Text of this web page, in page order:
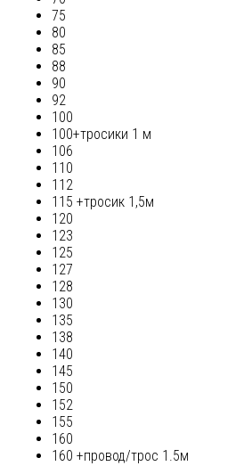
75
80
85
88
90
92
100
100+тросики 1 м
106
110
112
115 +тросик 1,5м
120
123
125
127
128
130
135
138
140
145
150
152
155
160
160 +провод/трос 1.5м